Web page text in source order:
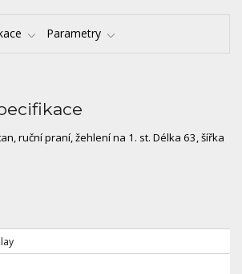
Parametry
ruční praní, žehlení na 1. st. Délka 63, šířka